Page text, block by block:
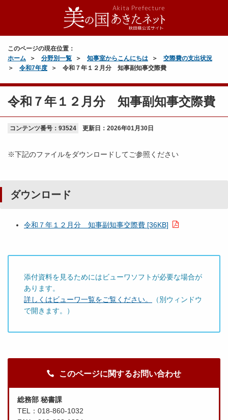
このページの現在位置：
ホーム
分野別一覧 知事室からこんにちは
交際費の支出状況
令和7年度
令和７年１２月分 知事副知事交際費
令和７年１２月分 知事副知事交際費
コンテンツ番号：93524 更新日： 2026年01月30日
※下記のファイルをダウンロードしてご参照ください
ダウンロード
令和７年１２月分 知事副知事交際費 [36KB]
添付資料を見るためにはビューワソフトが必要な場合が
あります。
詳しくはビューワ一覧をご覧ください。
（別ウィンドウ
で開きます。）
このページに関するお問い合わせ
総務部 秘書課
TEL：018-860-1032